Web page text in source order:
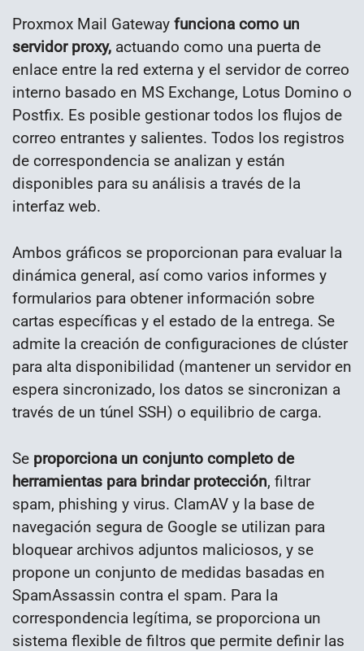
Proxmox Mail Gateway funciona como un
servidor proxy, actuando como una puerta de
enlace entre la red externa y el servidor de correo
interno basado en MS Exchange, Lotus Domino o
Postfix. Es posible gestionar todos los flujos de
correo entrantes y salientes. Todos los registros
de correspondencia se analizan y están
disponibles para su análisis a través de la
interfaz web.
Ambos gráficos se proporcionan para evaluar la
dinámica general, así como varios informes y
formularios para obtener información sobre
cartas específicas y el estado de la entrega. Se
admite la creación de configuraciones de clúster
para alta disponibilidad (mantener un servidor en
espera sincronizado, los datos se sincronizan a
través de un túnel SSH) o equilibrio de carga.
Se proporciona un conjunto completo de
herramientas para brindar protección, filtrar
spam, phishing y virus. ClamAV y la base de
navegación segura de Google se utilizan para
bloquear archivos adjuntos maliciosos, y se
propone un conjunto de medidas basadas en
SpamAssassin contra el spam. Para la
correspondencia legítima, se proporciona un
sistema flexible de filtros que permite definir las